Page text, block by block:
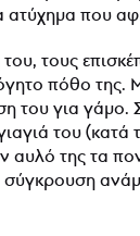
ατύχημα που
τους
πόθο της.
του για
του
αυλό της τα